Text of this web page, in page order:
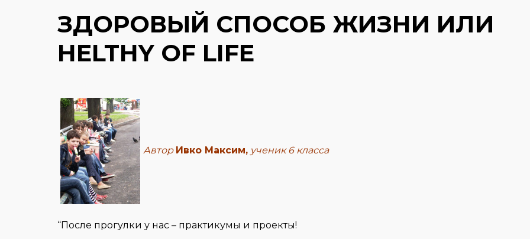
ЗДОРОВЫЙ СПОСОБ ЖИЗНИ ИЛИ
HELTHY OF LIFE
Автор Ивко Максим, ученик 6 класса
“После прогулки у нас – практикумы и проекты!